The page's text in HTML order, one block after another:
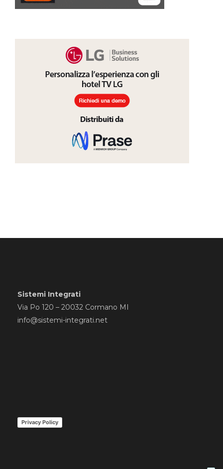
Sistemi Integrati
Via Po 120 – 20032 Cormano MI
info@sistemi-integrati.net
Privacy Policy